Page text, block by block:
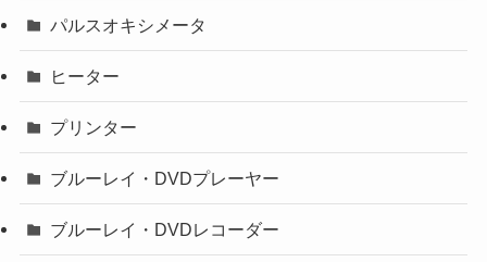
パルスオキシメータ
ヒーター
プリンター
ブルーレイ・DVDプレーヤー
ブルーレイ・DVDレコーダー